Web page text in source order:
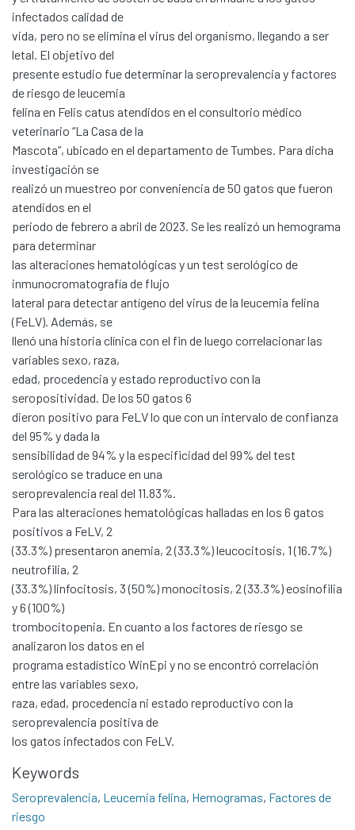
Communities & Collections
All of DSpace
Statistics
Contacto
Políticas
infectados calidad de
vida, pero no se elimina el virus del organismo, llegando a ser
letal. El objetivo del
presente estudio fue determinar la seroprevalencia y factores
de riesgo de leucemia
felina en Felis catus atendidos en el consultorio médico
veterinario “La Casa de la
Mascota”, ubicado en el departamento de Tumbes. Para dicha
investigación se
realizó un muestreo por conveniencia de 50 gatos que fueron
atendidos en el
periodo de febrero a abril de 2023. Se les realizó un hemograma
para determinar
las alteraciones hematológicas y un test serológico de
inmunocromatografía de flujo
lateral para detectar antígeno del virus de la leucemia felina
(FeLV). Además, se
llenó una historia clínica con el fin de luego correlacionar las
variables sexo, raza,
edad, procedencia y estado reproductivo con la
seropositividad. De los 50 gatos 6
dieron positivo para FeLV lo que con un intervalo de confianza
del 95% y dada la
sensibilidad de 94% y la especificidad del 99% del test
serológico se traduce en una
seroprevalencia real del 11.83%.
Para las alteraciones hematológicas halladas en los 6 gatos
positivos a FeLV, 2
(33.3%) presentaron anemia, 2 (33.3%) leucocitosis, 1 (16.7%)
neutrofilia, 2
(33.3%) linfocitosis, 3 (50%) monocitosis, 2 (33.3%) eosinofilia
y 6 (100%)
trombocitopenia. En cuanto a los factores de riesgo se
analizaron los datos en el
programa estadístico WinEpi y no se encontró correlación
entre las variables sexo,
raza, edad, procedencia ni estado reproductivo con la
seroprevalencia positiva de
los gatos infectados con FeLV.
Keywords
Seroprevalencia, Leucemia felina, Hemogramas, Factores de
riesgo